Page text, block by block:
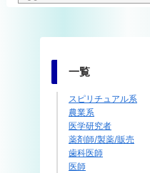
一覧
スピリチュアル系
農業系
医学研究者
薬剤師/製薬/販売
歯科医師
医師